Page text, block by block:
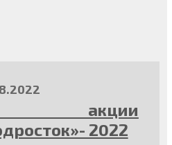
акции
2022